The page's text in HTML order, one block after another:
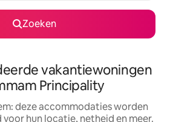
Zoeken
vakantiewoningen
Principality
deze accommodaties worden
hun locatie, netheid en meer.